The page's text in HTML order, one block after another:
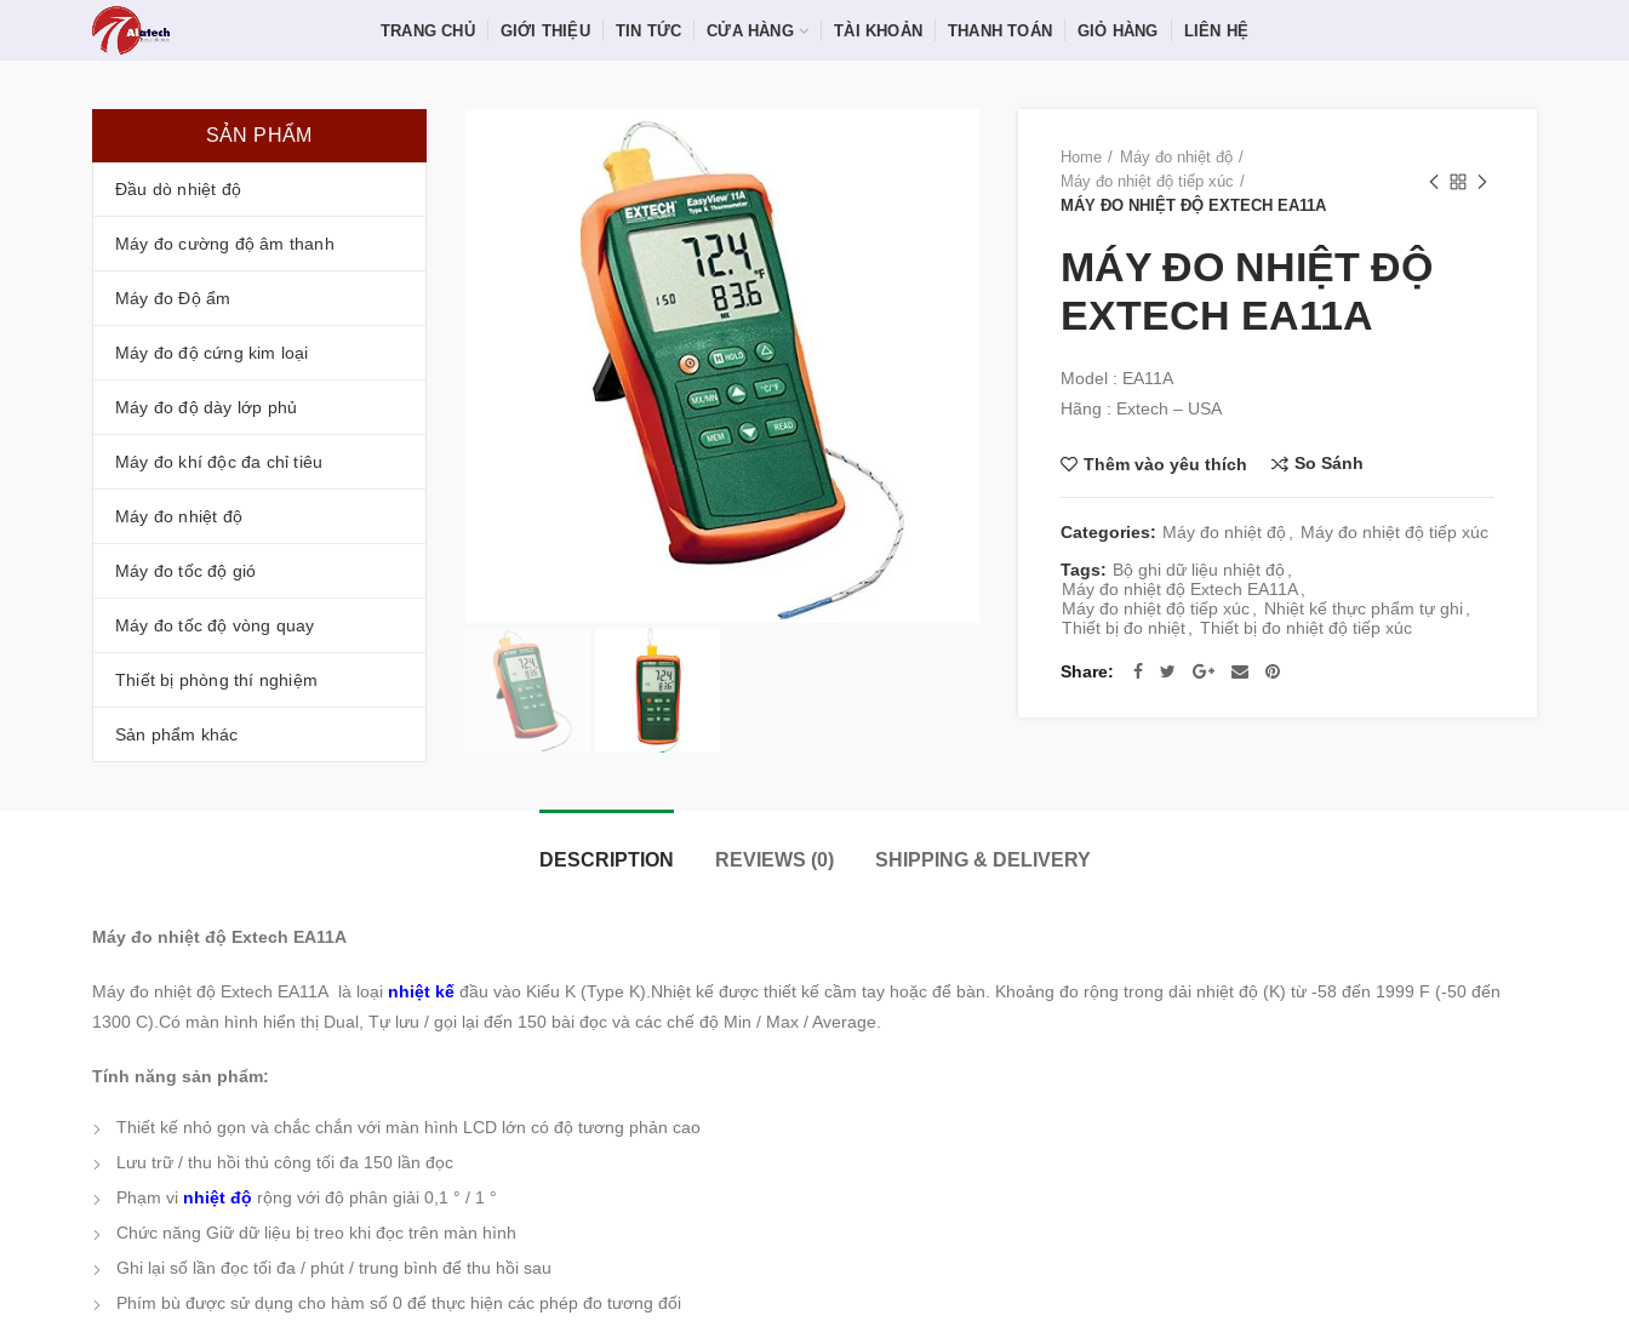
TRANG CHỦ GIỚI THIỆU TIN TỨC CỬA HÀNG TÀI KHOẢN THANH TOÁN GIỎ HÀNG LIÊN HỆ
Home
Máy đo nhiệt độ
Máy đo nhiệt độ tiếp xúc
MÁY ĐO NHIỆT ĐỘ EXTECH EA11A
MÁY ĐO NHIỆT ĐỘ
EXTECH EA11A
Model : EA11A
Hãng : Extech – USA
Thêm vào yêu thích So Sánh
Categories: Máy đo nhiệt độ , Máy đo nhiệt độ tiếp xúc
Tags: Bộ ghi dữ liệu nhiệt độ ,
Máy đo nhiệt độ Extech EA11A ,
Máy đo nhiệt độ tiếp xúc , Nhiệt kế thực phẩm tự ghi ,
Thiết bị đo nhiệt , Thiết bị đo nhiệt độ tiếp xúc
Share
SẢN PHẨM
Đầu dò nhiệt độ
Máy đo cường độ âm thanh
Máy đo Độ ẩm
Máy đo độ cứng kim loại
Máy đo độ dày lớp phủ
Máy đo khí độc đa chỉ tiêu
Máy đo nhiệt độ
Máy đo tốc độ gió
Máy đo tốc độ vòng quay
Thiết bị phòng thí nghiệm
Sản phẩm khác
DESCRIPTION REVIEWS (0) SHIPPING & DELIVERY
Máy đo nhiệt độ Extech EA11A
Máy đo nhiệt độ Extech EA11A là loại nhiệt kế đầu vào Kiểu K (Type K).Nhiệt kế được thiết kế cầm tay hoặc để bàn. Khoảng đo rộng trong dải nhiệt độ (K) từ -58 đến 1999 F (-50 đến
1300 C).Có màn hình hiển thị Dual, Tự lưu / gọi lại đến 150 bài đọc và các chế độ Min / Max / Average.
Tính năng sản phẩm:
Thiết kế nhỏ gọn và chắc chắn với màn hình LCD lớn có độ tương phản cao
Lưu trữ / thu hồi thủ công tối đa 150 lần đọc
Phạm vi nhiệt độ rộng với độ phân giải 0,1 ° / 1 °
Chức năng Giữ dữ liệu bị treo khi đọc trên màn hình
Ghi lại số lần đọc tối đa / phút / trung bình để thu hồi sau
Phím bù được sử dụng cho hàm số 0 để thực hiện các phép đo tương đối